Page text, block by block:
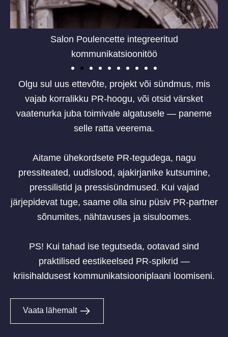
Salon Poulencette integreeritud
kommunikatsioonitöö
Olgu sul uus ettevõte, projekt või sündmus, mis
vajab korralikku PR-hoogu, või otsid värsket
vaatenurka juba toimivale algatusele — paneme
selle ratta veerema.
Aitame ühekordsete PR-tegudega, nagu
pressiteated, uudislood, ajakirjanike kutsumine,
pressilistid ja pressisündmused. Kui vajad
järjepidevat tuge, saame olla sinu püsiv PR-partner
sõnumites, nähtavuses ja sisuloomes.
PS! Kui tahad ise tegutseda, ootavad sind
praktilised eestikeelsed PR-spikrid —
kriisihaldusest kommunikatsiooniplaani loomiseni.
Vaata lähemalt